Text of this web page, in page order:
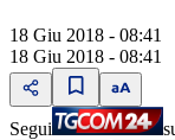
18 Giu 2018 - 08:41
18 Giu 2018 - 08:41
Segui